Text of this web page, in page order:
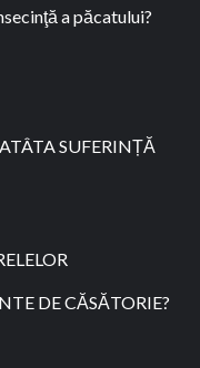
a păcatului?
SUFERINȚĂ
DE CĂSĂTORIE?